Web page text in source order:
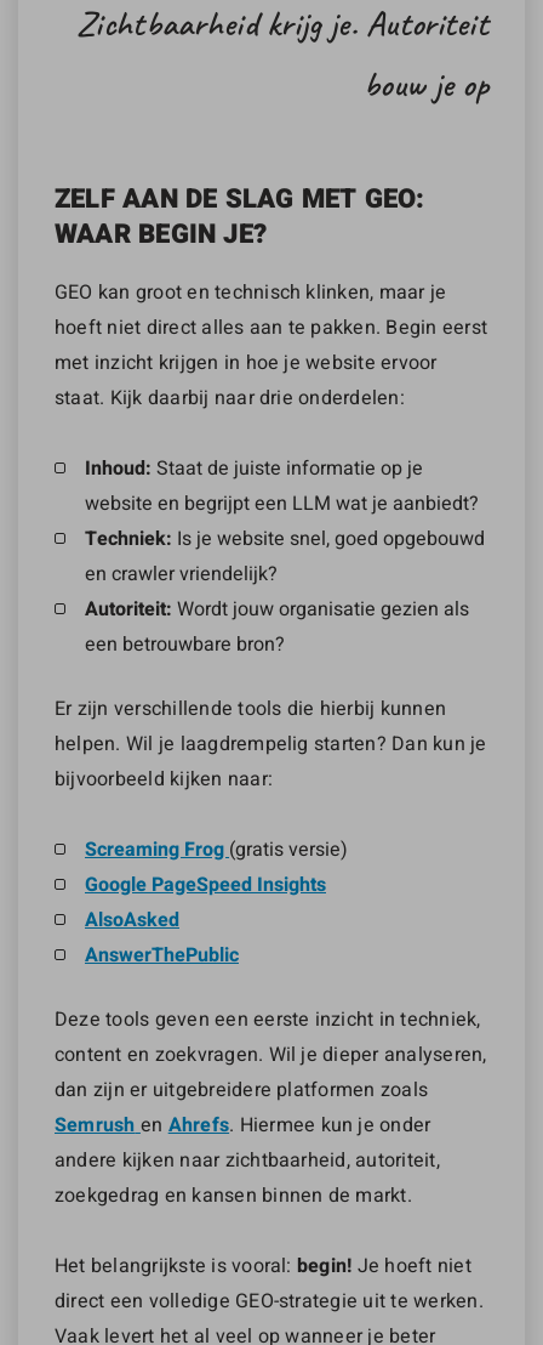
Zichtbaarheid krijg je. Autoriteit
bouw je op
ZELF AAN DE SLAG MET GEO:
WAAR BEGIN JE?
GEO kan groot en technisch klinken, maar je
hoeft niet direct alles aan te pakken. Begin eerst
met inzicht krijgen in hoe je website ervoor
staat. Kijk daarbij naar drie onderdelen:
Inhoud: Staat de juiste informatie op je
website en begrijpt een LLM wat je aanbiedt?
Techniek: Is je website snel, goed opgebouwd
en crawler vriendelijk?
Autoriteit: Wordt jouw organisatie gezien als
een betrouwbare bron?
Er zijn verschillende tools die hierbij kunnen
helpen. Wil je laagdrempelig starten? Dan kun je
bijvoorbeeld kijken naar:
Screaming Frog (gratis versie)
Google PageSpeed Insights
AlsoAsked
AnswerThePublic
Deze tools geven een eerste inzicht in techniek,
content en zoekvragen. Wil je dieper analyseren,
dan zijn er uitgebreidere platformen zoals
Semrush en Ahrefs. Hiermee kun je onder
andere kijken naar zichtbaarheid, autoriteit,
zoekgedrag en kansen binnen de markt.
Het belangrijkste is vooral: begin! Je hoeft niet
direct een volledige GEO-strategie uit te werken.
Vaak levert het al veel op wanneer je beter